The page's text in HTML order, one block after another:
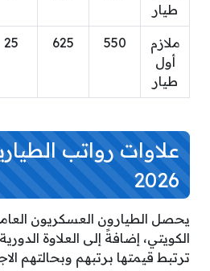
طيار
ملازم
أول
طيار
550
625
25
علاوات رواتب
2026
يحصل الطيارون العسكريون
الكويتي، إضافةً إلى العلاوة
ترتبط قيمتها برتبهم وبحالتهم